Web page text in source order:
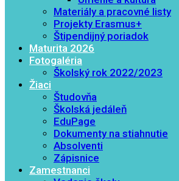
Materiály a pracovné listy
Projekty Erasmus+
Štipendijný poriadok
Maturita 2026
Fotogaléria
Školský rok 2022/2023
Žiaci
Študovňa
Školská jedáleň
EduPage
Dokumenty na stiahnutie
Absolventi
Zápisnice
Zamestnanci